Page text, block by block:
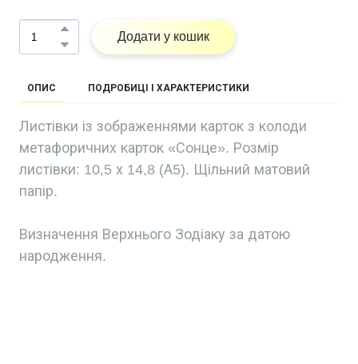
Додати у кошик
ОПИС ПОДРОБИЦІ І ХАРАКТЕРИСТИКИ
Листівки із зображеннями карток з колоди
метафоричних карток «Сонце». Розмір
листівки: 10,5 х 14,8 (А5). Щільний матовий
папір.
Визначення Верхнього Зодіаку за датою
народження.